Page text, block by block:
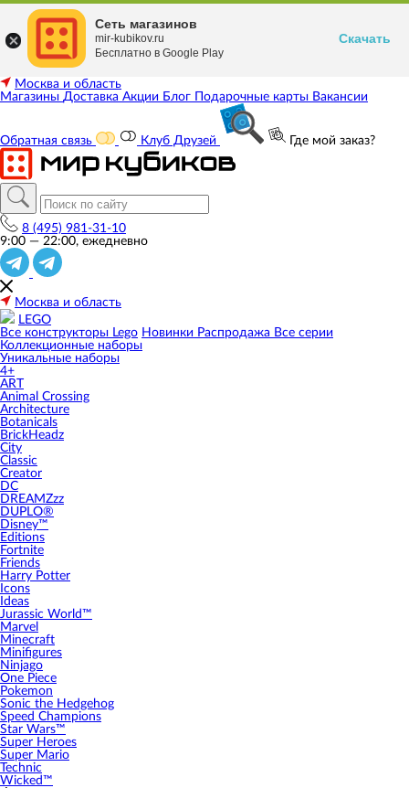
Москва и область
Магазины Доставка Акции Блог Подарочные карты Вакансии
Обратная связь Клуб Друзей Где мой заказ?
8 (495) 981-31-10
9:00 — 22:00, ежедневно
Москва и область
LEGO
Все конструкторы Lego Новинки Распродажа Все серии
Коллекционные наборы
Уникальные наборы
4+
ART
Animal Crossing
Architecture
Botanicals
BrickHeadz
City
Classic
Creator
DC
DREAMZzz
DUPLO®
Disney™
Editions
Fortnite
Friends
Harry Potter
Icons
Ideas
Jurassic World™
Marvel
Minecraft
Minifigures
Ninjago
One Piece
Pokemon
Sonic the Hedgehog
Speed Champions
Star Wars™
Super Heroes
Super Mario
Technic
Wicked™
Сеть магазинов
mir-kubikov.ru
Бесплатно в Google Play
Скачать